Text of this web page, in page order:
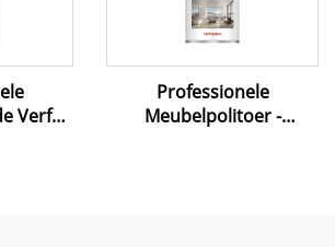
Verf
Professionele
Meubelpolitoer -